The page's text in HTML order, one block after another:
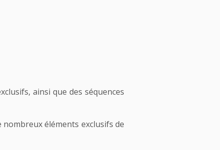
ainsi que des séquences
éléments exclusifs de